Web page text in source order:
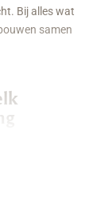
Bij alles wat
samen